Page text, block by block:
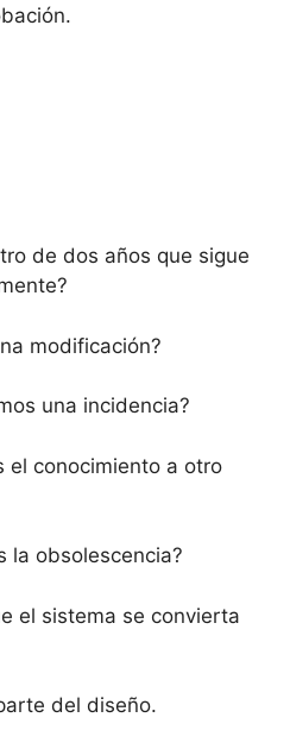
de dos años que sigue
modificación?
una incidencia?
el conocimiento a otro
la obsolescencia?
el sistema se convierta
del diseño.